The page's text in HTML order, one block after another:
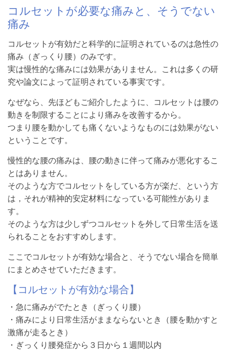
コルセットが必要な痛みと、そうでない
痛み
コルセットが有効だと科学的に証明されているのは急性の
痛み（ぎっくり腰）のみです。
実は慢性的な痛みには効果がありません。これは多くの研
究や論文によって証明されている事実です。
なぜなら、先ほどもご紹介したように、コルセットは腰の
動きを制限することにより痛みを改善するから。
つまり腰を動かしても痛くないようなものには効果がない
ということです。
慢性的な腰の痛みは、腰の動きに伴って痛みが悪化するこ
とはありません。
そのような方でコルセットをしている方が楽だ、という方
は，それが精神的安定材料になっている可能性がありま
す。
そのような方は少しずつコルセットを外して日常生活を送
られることをおすすめします。
ここでコルセットが有効な場合と、そうでない場合を簡単
にまとめさせていただきます。
【コルセットが有効な場合】
・急に痛みがでたとき（ぎっくり腰）
・痛みにより日常生活がままならないとき（腰を動かすと
激痛が走るとき）
・ぎっくり腰発症から３日から１週間以内